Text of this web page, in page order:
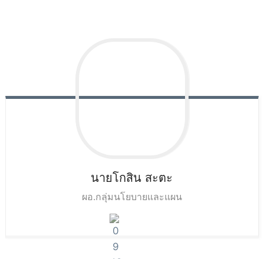
นายโกสิน สะตะ
ผอ.กลุ่มนโยบายและแผน